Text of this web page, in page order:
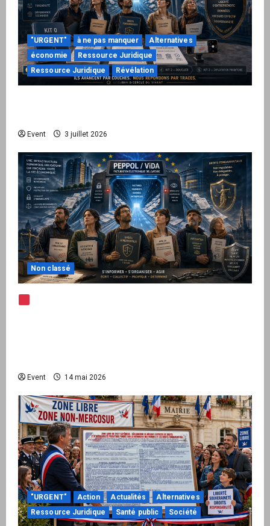
"URGENT" à ne pas manquer
Alternatives
économie
Ressource Juridique
Ressource Juridique
Révélation
Event 3 juillet 2026
Non classé
Event 14 mai 2026
"URGENT" Action Actualités
Alternatives
Ressource Juridique
Santé public Société